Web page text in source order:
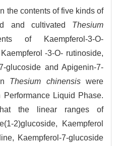
the contents of five kinds of
and cultivated Thesium
of Kaempferol-3-O-
-3-O- rutinoside,
glucoside and Apigenin-7-
Thesium chinensiswere
Liquid Phase.
the linear ranges of
2)glucoside, Kaempferol
Kaempferol-7-glucoside